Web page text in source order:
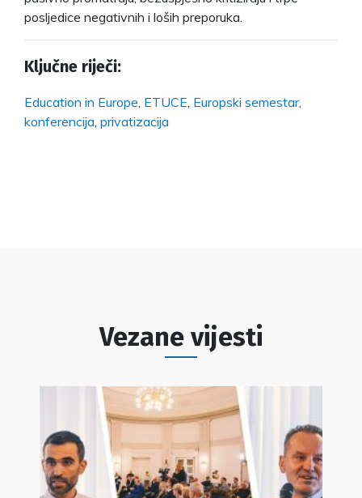
posljedice negativnih i loših preporuka.
Ključne riječi:
Education in Europe ETUCE Europski semestar,
konferencija privatizacija
Vezane vijesti